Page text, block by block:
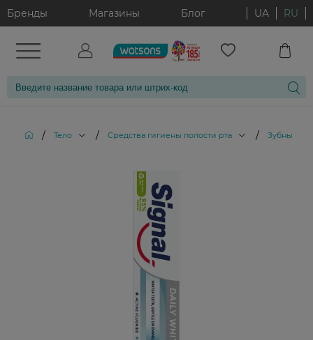
Бренды Магазины Блог UA RU
/ Тело / Средства гигиены полости рта / Зубные